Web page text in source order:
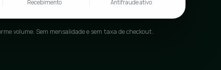
Recebimento Antifraude ativo
volume. Sem mensalidade e sem taxa de checkout.